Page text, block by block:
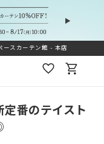
ースカーテン館 - 本店
定番のテイスト